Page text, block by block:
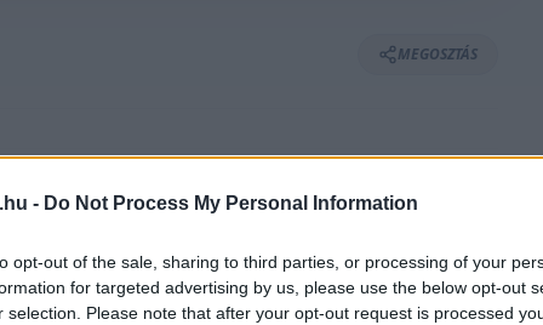
- Do Not Process My Personal Information
opt-out of the sale, sharing to third parties, or processing of your
for targeted advertising by us, please use the below opt-out
selection. Please note that after your opt-out request is processed
MEGOSZTÁS
kettős győzelmével ért véget az észak-
fordulója, a Sebringi 12 órás. A Team